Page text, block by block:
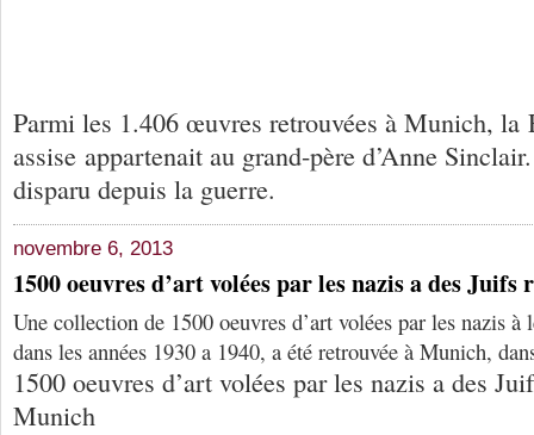
Parmi les 1.406 œuvres retrouvées à Munich, la
assise appartenait au grand-père d’Anne
disparu depuis la guerre.
novembre 6, 2013
1500 oeuvres d’art volées par les nazis a des
Une collection de 1500 oeuvres d’art volées par les nazis
dans les années 1930 a 1940, a été retrouvée à Munich,
1500 oeuvres d’art volées par les nazis a des
Munich